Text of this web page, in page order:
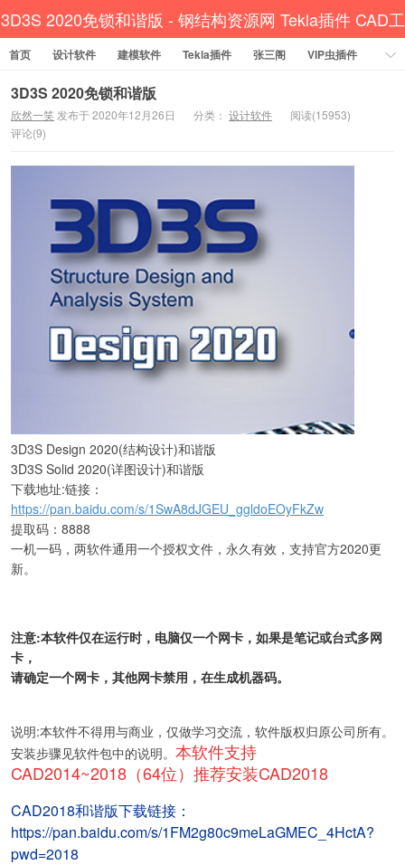
3D3S 2020免锁和谐版 - 钢结构资源网 Tekla插件 CAD工
具 犀牛GH汉化 套料
首页 设计软件 建模软件 Tekla插件 张三阁
VIP虫插件
CAD插件
定尺提料 贱人工具箱
资讯教程
工程模型 关于网站
3D3S 2020免锁和谐版
欣然一笑 发布于 2020年12月26日 分类： 设计软件
阅读(15953)
评论(9)
3D3S Design 2020(结构设计)和谐版
3D3S Solid 2020(详图设计)和谐版
下载地址:链接：
https://pan.baidu.com/s/1SwA8dJGEU_ggldoEOyFkZw
提取码：8888
一机一码，两软件通用一个授权文件， 永久有效，支持官方2020更
新。
注意:本软件仅在运行时，电脑仅一个网卡，如果是笔记或台式多网
卡，
请确定一个网卡，其他网卡禁用，在生成机器码。
说明:本软件不得用与商业，仅做学习交流，软件版权归原公司所有。
安装步骤见软件包中的说明。 本软件支持
CAD2014~2018（64位）推荐安装CAD2018
CAD2018和谐版下载链接：
https://pan.baidu.com/s/1FM2g80c9meLaGMEC_4HctA?
pwd=2018